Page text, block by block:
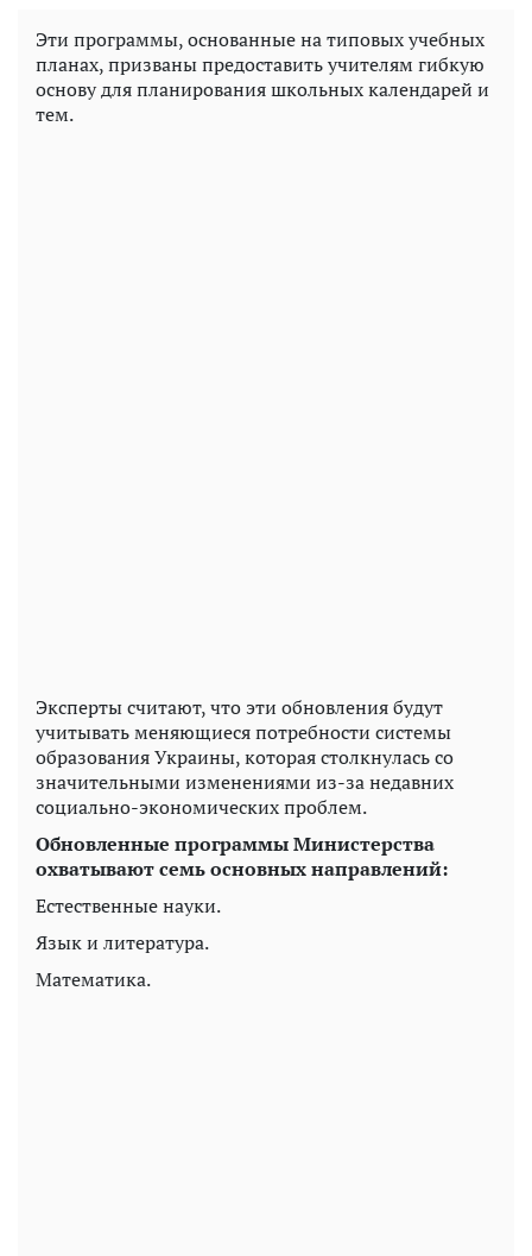
Эти программы, основанные на типовых учебных
планах, призваны предоставить учителям гибкую
основу для планирования школьных календарей и
тем.
Эксперты считают, что эти обновления будут
учитывать меняющиеся потребности системы
образования Украины, которая столкнулась со
значительными изменениями из-за недавних
социально-экономических проблем.
Обновленные программы Министерства
охватывают семь основных направлений:
Естественные науки.
Язык и литература.
Математика.